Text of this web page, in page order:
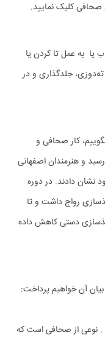
کلیک نمایید.
یا به عمل تا کردن یا
جلدگذاری و در
کار صحافی و
و هنرمندان اصفهانی
نشان دادند. در دوره
رواج داشت و تا
دستی کاهش داده
آن خواهیم پرداخت:
نوعی از صحافی است که